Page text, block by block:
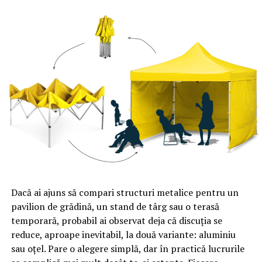
nerambursabili?”, a completat Traian Băsescu.
ARTICOLE PE ACEIASI TEMA: PRIMA
Cifrele „dezastrului diesel”. România e împotriva
curentului european | Sibiul de AZI
NU RATATI
„Soluţia nu este abandonul sau PĂRĂSIREA ţării” | Sibiul
Dacă ai ajuns să compari structuri metalice pentru un
pavilion de grădină, un stand de târg sau o terasă
temporară, probabil ai observat deja că discuția se
reduce, aproape inevitabil, la două variante: aluminiu
sau oțel. Pare o alegere simplă, dar în practică lucrurile